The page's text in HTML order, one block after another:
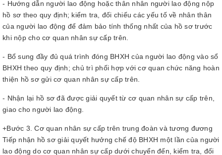
- Hướng dẫn người lao động hoặc thân nhân người lao động nộp
hồ sơ theo quy định; kiểm tra, đối chiếu các yếu tố về nhân thân
của người lao động để đảm bảo tính thống nhất của hồ sơ trước
khi nộp cho cơ quan nhân sự cấp trên.
- Bổ sung đầy đủ quá trình đóng BHXH của người lao động vào sổ
BHXH theo quy định; chủ trì phối hợp với cơ quan chức năng hoàn
thiện hồ sơ gửi cơ quan nhân sự cấp trên.
- Nhận lại hồ sơ đã được giải quyết từ cơ quan nhân sự cấp trên,
giao cho người lao động.
+Bước 3. Cơ quan nhân sự cấp trên trung đoàn và tương đương
Tiếp nhận hồ sơ giải quyết hưởng chế độ BHXH một lần của người
lao động do cơ quan nhân sự cấp dưới chuyển đến, kiểm tra, đối